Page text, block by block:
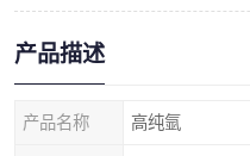
产品描述
产品名称 高纯氩